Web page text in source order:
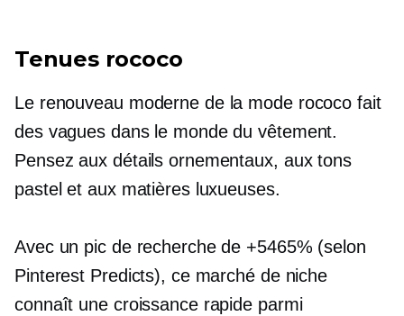
Tenues rococo
Le renouveau moderne de la mode rococo fait
des vagues dans le monde du vêtement.
Pensez aux détails ornementaux, aux tons
pastel et aux matières luxueuses.
Avec un pic de recherche de +5465% (selon
Pinterest Predicts), ce marché de niche
connaît une croissance rapide parmi